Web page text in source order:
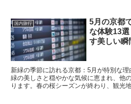
国内旅行
5月の京都
な体験13
す美しい瞬
新緑の季節に訪れる京都：5月が特別な
緑の美しさと穏やかな気候に恵まれ、他
ります。春の桜シーズンが終わり、観光